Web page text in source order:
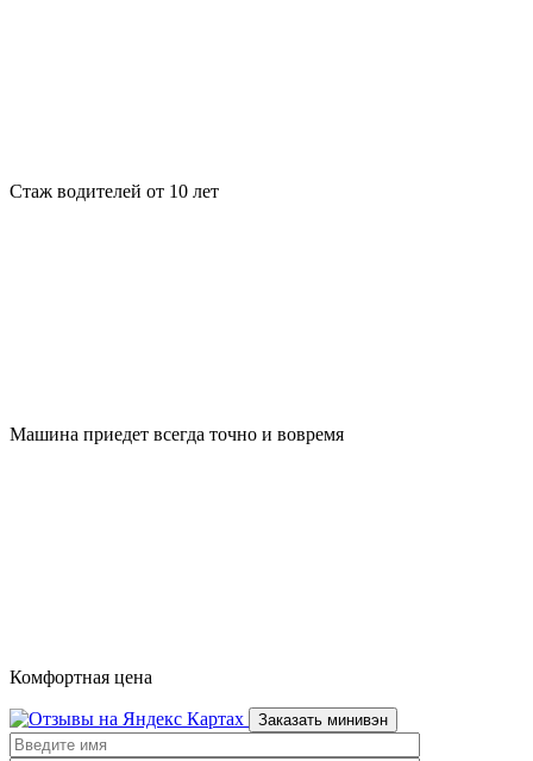
Стаж водителей от 10 лет
Машина приедет всегда точно и вовремя
Комфортная цена
Заказать минивэн